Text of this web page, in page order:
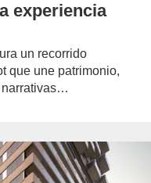
experiencia
un recorrido
que une patrimonio,
narrativas…